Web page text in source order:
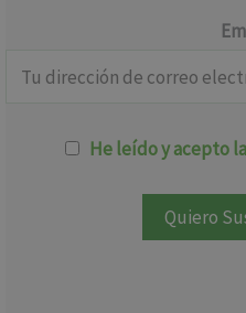
He leído y acepto